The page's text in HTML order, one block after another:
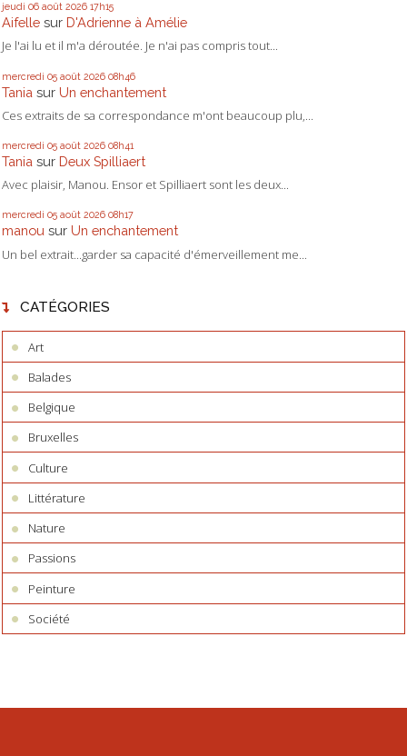
jeudi 06 août 2026 17h15
Aifelle sur D'Adrienne à Amélie
Je l'ai lu et il m'a déroutée. Je n'ai pas compris tout...
mercredi 05 août 2026 08h46
Tania sur Un enchantement
Ces extraits de sa correspondance m'ont beaucoup plu,...
mercredi 05 août 2026 08h41
Tania sur Deux Spilliaert
Avec plaisir, Manou. Ensor et Spilliaert sont les deux...
mercredi 05 août 2026 08h17
manou sur Un enchantement
Un bel extrait...garder sa capacité d'émerveillement me...
CATÉGORIES
Art
Balades
Belgique
Bruxelles
Culture
Littérature
Nature
Passions
Peinture
Société